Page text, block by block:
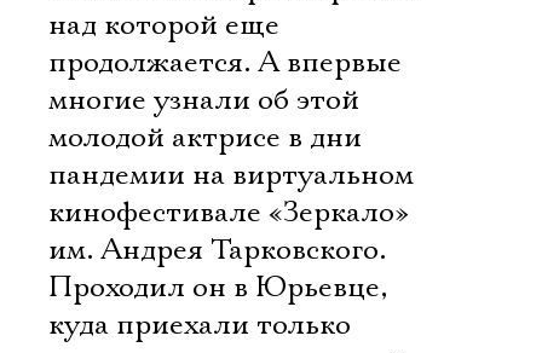
над которой еще
продолжается. А впервые
многие узнали об этой
молодой актрисе в дни
пандемии на виртуальном
кинофестивале «Зеркало»
им. Андрея Тарковского.
Проходил он в Юрьевце,
куда приехали только